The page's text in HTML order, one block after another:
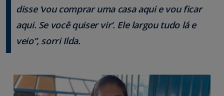
disse ‘vou comprar uma casa aqui e vou ficar
aqui. Se você quiser vir’. Ele largou tudo lá e
veio”, sorri Ilda.